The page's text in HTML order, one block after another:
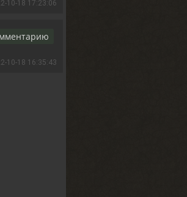
10-18 17:23:06
10-18 16:35:43